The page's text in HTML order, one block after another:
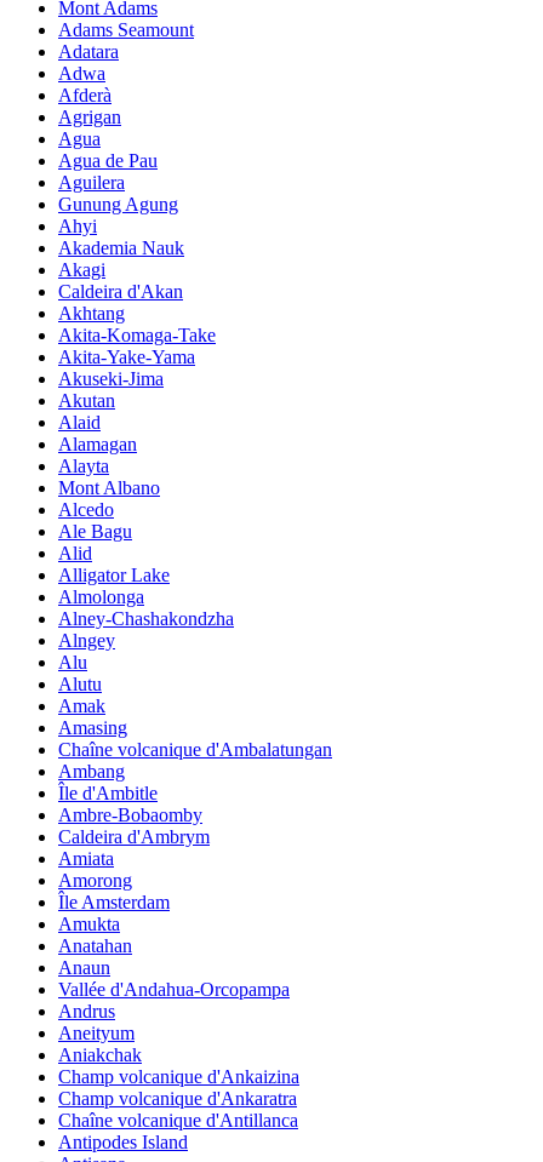
Mont Adams
Adams Seamount
Adatara
Adwa
Afderà
Agrigan
Agua
Agua de Pau
Aguilera
Gunung Agung
Ahyi
Akademia Nauk
Akagi
Caldeira d'Akan
Akhtang
Akita-Komaga-Take
Akita-Yake-Yama
Akuseki-Jima
Akutan
Alaid
Alamagan
Alayta
Mont Albano
Alcedo
Ale Bagu
Alid
Alligator Lake
Almolonga
Alney-Chashakondzha
Alngey
Alu
Alutu
Amak
Amasing
Chaîne volcanique d'Ambalatungan
Ambang
Île d'Ambitle
Ambre-Bobaomby
Caldeira d'Ambrym
Amiata
Amorong
Île Amsterdam
Amukta
Anatahan
Anaun
Vallée d'Andahua-Orcopampa
Andrus
Aneityum
Aniakchak
Champ volcanique d'Ankaizina
Champ volcanique d'Ankaratra
Chaîne volcanique d'Antillanca
Antipodes Island